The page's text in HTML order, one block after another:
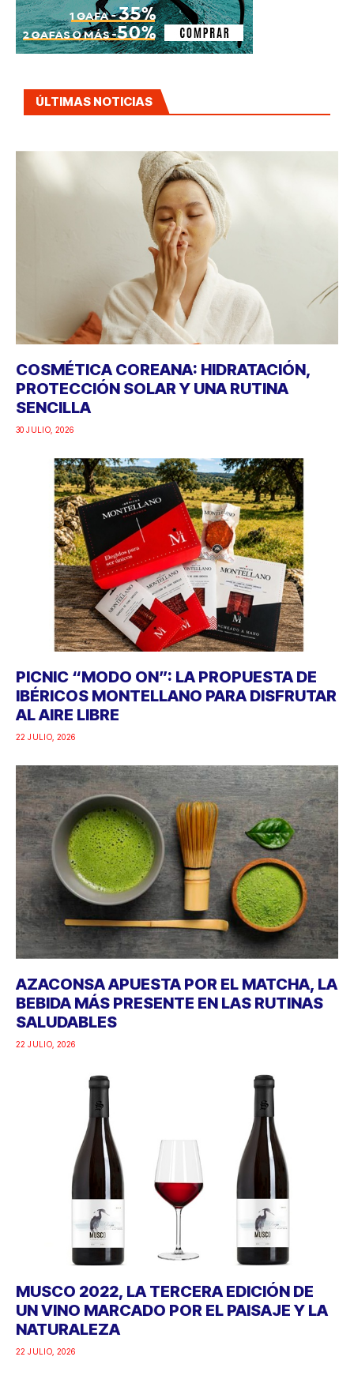
ÚLTIMAS NOTICIAS
COSMÉTICA COREANA: HIDRATACIÓN,
PROTECCIÓN SOLAR Y UNA RUTINA
SENCILLA
30 JULIO, 2026
PICNIC “MODO ON”: LA PROPUESTA DE
IBÉRICOS MONTELLANO PARA DISFRUTAR
AL AIRE LIBRE
22 JULIO, 2026
AZACONSA APUESTA POR EL MATCHA, LA
BEBIDA MÁS PRESENTE EN LAS RUTINAS
SALUDABLES
22 JULIO, 2026
MUSCO 2022, LA TERCERA EDICIÓN DE
UN VINO MARCADO POR EL PAISAJE Y LA
NATURALEZA
22 JULIO, 2026